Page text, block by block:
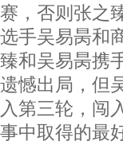
赛，否则张之
选手吴易昺和
臻和吴易昺携
遗憾出局，但
入第三轮，闯
事中取得的